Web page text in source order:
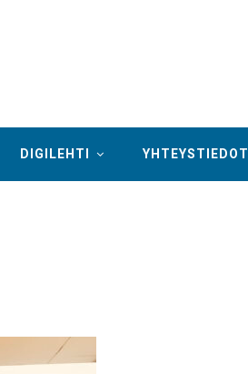
DIGILEHTI YHTEYSTIEDOT